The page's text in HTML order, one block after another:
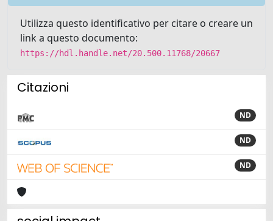
Utilizza questo identificativo per citare o creare un
link a questo documento:
https://hdl.handle.net/20.500.11768/20667
Citazioni
ND
ND
ND